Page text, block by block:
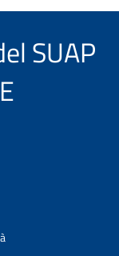
SUAP